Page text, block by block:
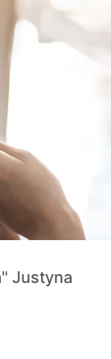
Justyna